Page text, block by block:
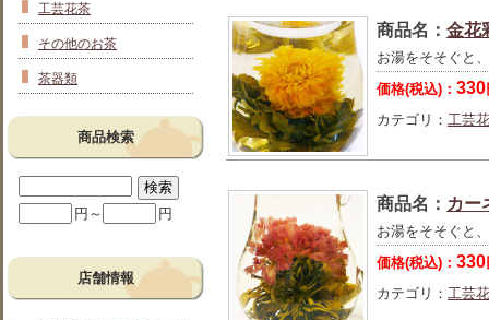
商品名： 金花
お湯をそそぐと
価格(税込)： 330
カテゴリ： 工芸
商品名： カー
お湯をそそぐと
価格(税込)： 330
カテゴリ： 工芸
工芸花茶
その他のお茶
茶器類
商品検索
円～ 円
店舗情報